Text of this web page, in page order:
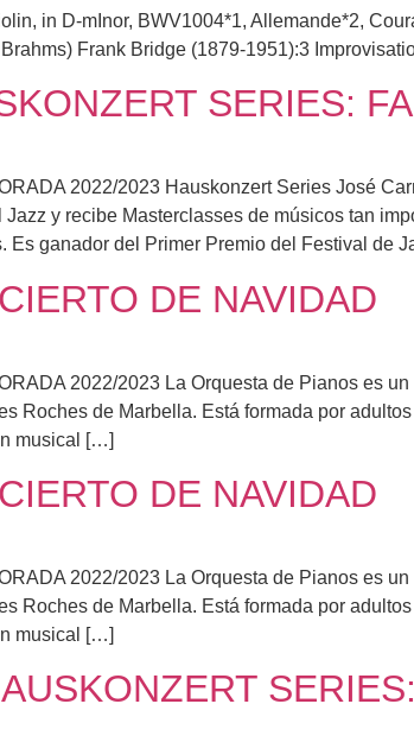
in D-mInor, BWV1004*1, Allemande*2,
Frank Bridge (1879-1951):3
SERIES:
2022/2023 Hauskonzert Series José
Jazz y recibe Masterclasses de músicos tan
Es ganador del Primer Premio del Festival de
DE NAVIDAD
2022/2023 La Orquesta de Pianos es
Roches de Marbella. Está formada por
musical […]
DE NAVIDAD
2022/2023 La Orquesta de Pianos es
Roches de Marbella. Está formada por
musical […]